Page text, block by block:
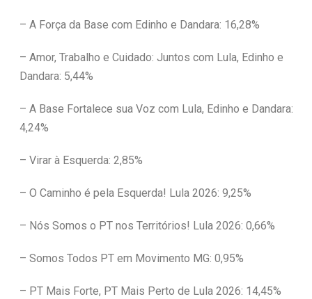
– A Força da Base com Edinho e Dandara: 16,28%
– Amor, Trabalho e Cuidado: Juntos com Lula, Edinho e
Dandara: 5,44%
– A Base Fortalece sua Voz com Lula, Edinho e Dandara:
4,24%
– Virar à Esquerda: 2,85%
– O Caminho é pela Esquerda! Lula 2026: 9,25%
– Nós Somos o PT nos Territórios! Lula 2026: 0,66%
– Somos Todos PT em Movimento MG: 0,95%
– PT Mais Forte, PT Mais Perto de Lula 2026: 14,45%